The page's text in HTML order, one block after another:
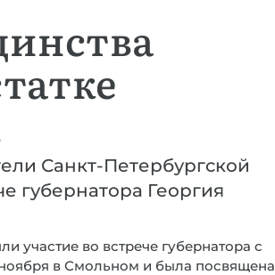
Санкт-Петербургской
губернатора Георгия
участие во встрече губернатора с
в Смольном и была посвящена